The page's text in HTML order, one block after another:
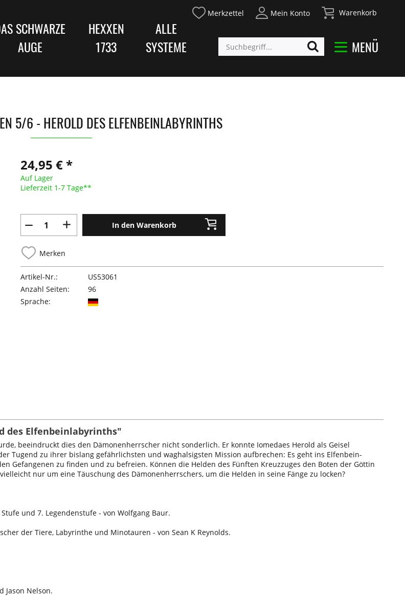
Merkzettel Mein Konto Warenkorb
MENÜ
SCHWARZE
AUGE
HEXXEN
1733
ALLE
SYSTEME
5/6 - HEROLD DES ELFENBEINLABYRINTHS
24,95 € *
Auf Lager
Lieferzeit 1-7 Tage**
In den Warenkorb
Merken
Artikel-Nr.:
US53061
Anzahl Seiten:
96
Sprache:
des Elfenbeinlabyrinths"
beeindruckt dies den Dämonenherrscher nicht sonderlich. Er konnte Iomedaes Herold als Geisel
Tugend zu ihrer bislang gefährlichsten und waghalsigsten Mission aufbrechen: Es geht ins Elfenbein-
Gefangenen zu finden und zu befreien. Können die Helden des Fünften Kreuzzuges den Boten der Göttin
nur um eine Täuschung des Dämonenherrschers, um die Helden in seine Fänge zu locken?
und 7. Legendenstufe - von Wolfgang Baur.
der Tiere, Labyrinthe und Minotauren - von Sean K Reynolds.
Jason Nelson.